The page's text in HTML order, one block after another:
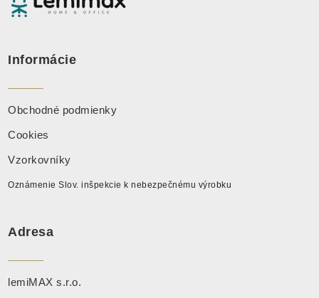
Informácie
Obchodné podmienky
Cookies
Vzorkovníky
Oznámenie Slov. inšpekcie k nebezpečnému výrobku
Adresa
lemiMAX s.r.o.